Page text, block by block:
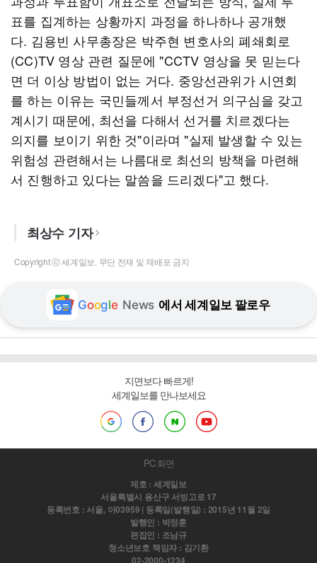
표를 집계하는 상황까지 과정을 하나하나 공개했
다. 김용빈 사무총장은 박주현 변호사의 폐쇄회로
(CC)TV 영상 관련 질문에 "CCTV 영상을 못 믿는다
면 더 이상 방법이 없는 거다. 중앙선관위가 시연회
를 하는 이유는 국민들께서 부정선거 의구심을 갖고
계시기 때문에, 최선을 다해서 선거를 치르겠다는
의지를 보이기 위한 것"이라며 "실제 발생할 수 있는
위험성 관련해서는 나름대로 최선의 방책을 마련해
서 진행하고 있다는 말씀을 드리겠다"고 했다.
최상수 기자
Copyright ⓒ 세계일보. 무단 전재 및 재배포 금지
Google News 에서 세계일보 팔로우
지면보다 빠르게!
세계일보를 만나보세요
PC 화면
제호 : 세계일보
서울특별시 용산구 서빙고로 17
등록번호 : 서울, 아03959 | 등록일(발행일) : 2015년 11월 2일
발행인 : 박정훈
편집인 : 조남규
청소년보호 책임자 : 김기환
02-2000-1234